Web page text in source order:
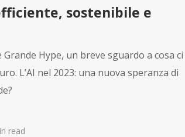
sostenibile e
Hype, un breve sguardo a cosa ci
L’AI nel 2023: una nuova speranza di
read